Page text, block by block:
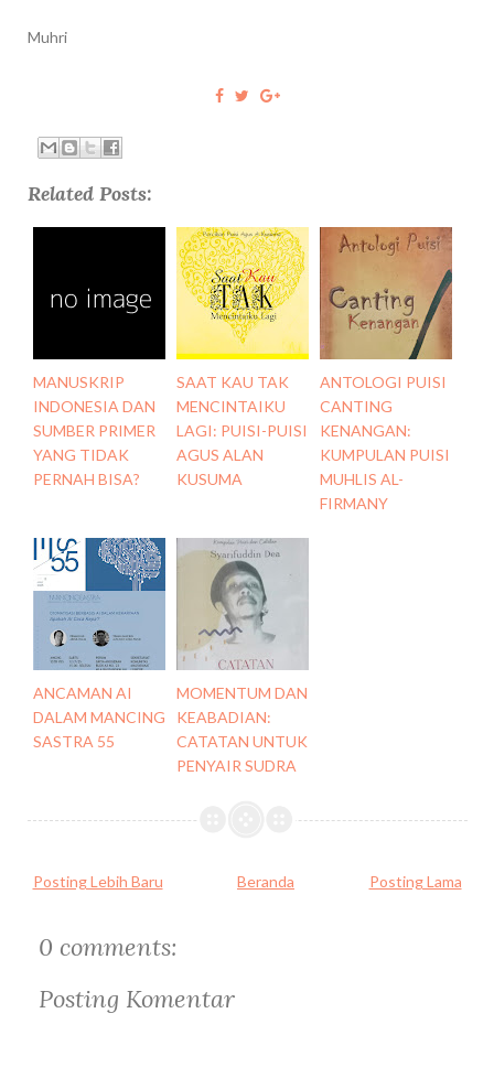
Muhri
Related Posts:
MANUSKRIP
INDONESIA DAN
SUMBER PRIMER
YANG TIDAK
PERNAH BISA?
SAAT KAU TAK
MENCINTAIKU
LAGI: PUISI-PUISI
AGUS ALAN
KUSUMA
ANTOLOGI PUISI
CANTING
KENANGAN:
KUMPULAN PUISI
MUHLIS AL-
FIRMANY
ANCAMAN AI
DALAM MANCING
SASTRA 55
MOMENTUM DAN
KEABADIAN:
CATATAN UNTUK
PENYAIR SUDRA
Posting Lebih Baru Posting Lama
Beranda
0 comments:
Posting Komentar